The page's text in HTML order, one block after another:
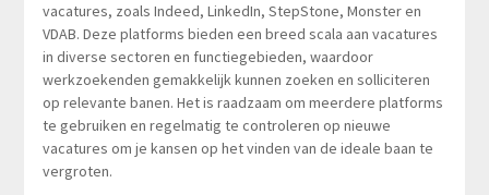
vacatures, zoals Indeed, LinkedIn, StepStone, Monster en
VDAB. Deze platforms bieden een breed scala aan vacatures
in diverse sectoren en functiegebieden, waardoor
werkzoekenden gemakkelijk kunnen zoeken en solliciteren
op relevante banen. Het is raadzaam om meerdere platforms
te gebruiken en regelmatig te controleren op nieuwe
vacatures om je kansen op het vinden van de ideale baan te
vergroten.